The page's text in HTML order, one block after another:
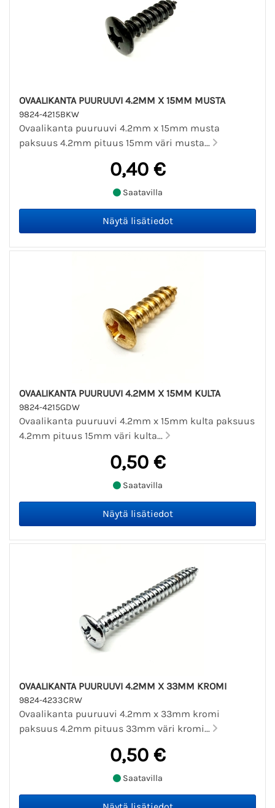
OVAALIKANTA PUURUUVI 4.2MM X 15MM MUSTA
9824-4215BKW
Ovaalikanta puuruuvi 4.2mm x 15mm musta
paksuus 4.2mm pituus 15mm väri musta...
0,40 €
Saatavilla
OVAALIKANTA PUURUUVI 4.2MM X 15MM KULTA
9824-4215GDW
Ovaalikanta puuruuvi 4.2mm x 15mm kulta paksuus
4.2mm pituus 15mm väri kulta...
0,50 €
Saatavilla
OVAALIKANTA PUURUUVI 4.2MM X 33MM KROMI
9824-4233CRW
Ovaalikanta puuruuvi 4.2mm x 33mm kromi
paksuus 4.2mm pituus 33mm väri kromi...
0,50 €
Saatavilla